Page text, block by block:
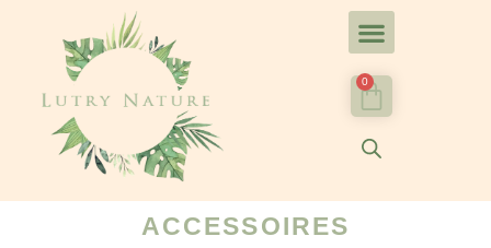
0
ACCESSOIRES